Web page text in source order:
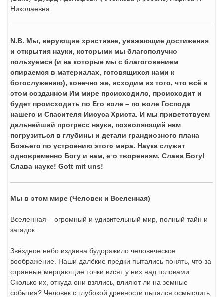
Николаевна.
N.B. Мы, верующие христиане, уважающие достижения
и открытия науки, которыми мы благополучно
пользуемся (и на которые мы с благоговением
опираемся в материалах, готовящихся нами к
богослужению), конечно же, исходим из того, что всё в
этом созданном Им мире происходило, происходит и
будет происходить по Его воле – по воле Господа
нашего и Спасителя Иисуса Христа. И мы приветствуем
дальнейший прогресс науки, позволяющий нам
погрузиться в глубины и детали грандиозного плана
Божьего по устроению этого мира. Наука служит
одновременно Богу и нам, его творениям. Слава Богу!
Слава науке! Gott mit uns!
Мы в этом мире (Человек и Вселенная)
Вселенная – огромный и удивительный мир, полный тайн и
загадок.
Звёздное небо издавна будоражило человеческое
воображение. Наши далёкие предки пытались понять, что за
странные мерцающие точки висят у них над головами.
Сколько их, откуда они взялись, влияют ли на земные
события? Человек с глубокой древности пытался осмыслить,